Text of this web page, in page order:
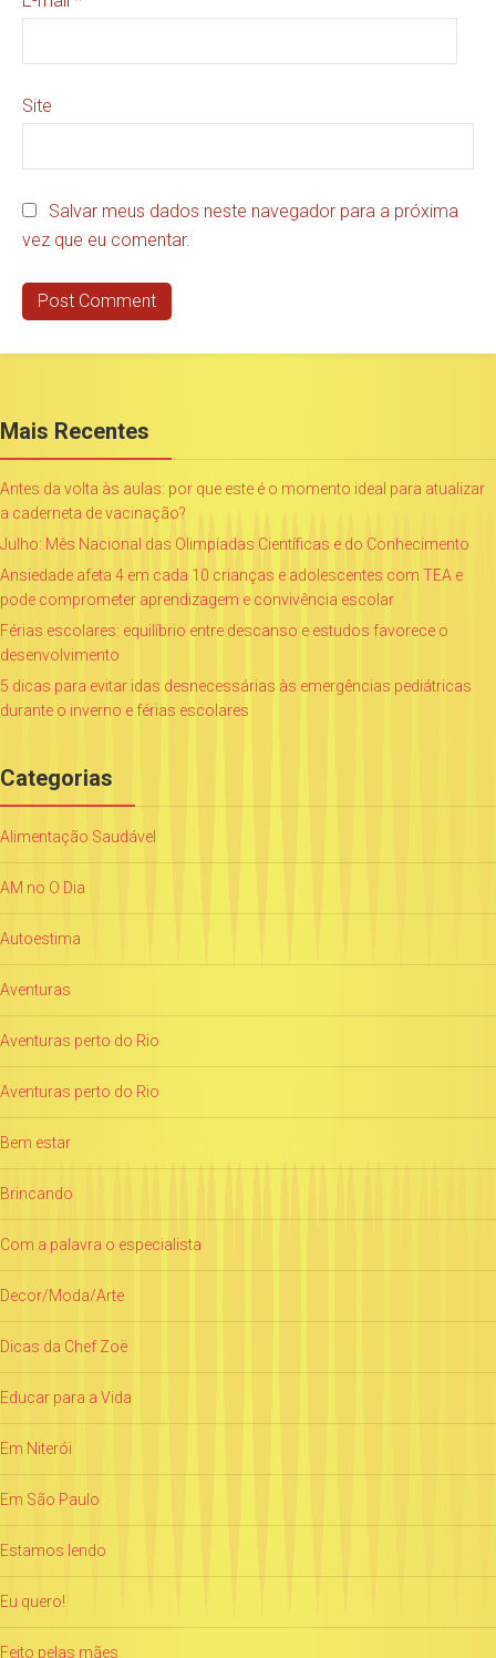
Site
Salvar meus dados neste navegador para a próxima
vez que eu comentar.
Mais Recentes
Antes da volta às aulas: por que este é o momento ideal para atualizar
a caderneta de vacinação?
Julho: Mês Nacional das Olimpíadas Científicas e do Conhecimento
Ansiedade afeta 4 em cada 10 crianças e adolescentes com TEA e
pode comprometer aprendizagem e convivência escolar
Férias escolares: equilíbrio entre descanso e estudos favorece o
desenvolvimento
5 dicas para evitar idas desnecessárias às emergências pediátricas
durante o inverno e férias escolares
Categorias
Alimentação Saudável
AM no O Dia
Autoestima
Aventuras
Aventuras perto do Rio
Aventuras perto do Rio
Bem estar
Brincando
Com a palavra o especialista
Decor/Moda/Arte
Dicas da Chef Zoë
Educar para a Vida
Em Niterói
Em São Paulo
Estamos lendo
Eu quero!
Feito pelas mães